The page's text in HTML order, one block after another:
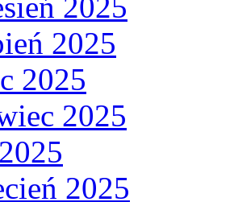
2025
2025
2025
2025